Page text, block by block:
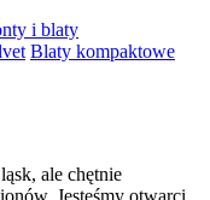
i blaty
Blaty kompaktowe
ale chętnie
Jesteśmy otwarci